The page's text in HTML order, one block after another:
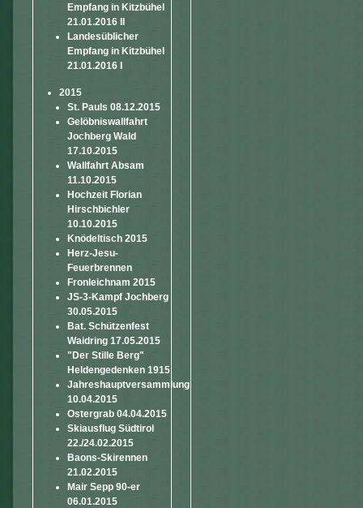
Empfang in Kitzbühel
21.01.2016 II
Landesüblicher
Empfang in Kitzbühel
21.01.2016 I
2015
St. Pauls 08.12.2015
Gelöbniswallfahrt
Jochberg Wald
17.10.2015
Wallfahrt Absam
11.10.2015
Hochzeit Florian
Hirschbichler
10.10.2015
Knödeltisch 2015
Herz-Jesu-
Feuerbrennen
Fronleichnam 2015
JS-3-Kampf Jochberg
30.05.2015
Bat. Schützenfest
Waidring 17.05.2015
"Der Stille Berg"
Heldengedenken 1915
Jahreshauptversammlung
10.04.2015
Ostergrab 04.04.2015
Skiausflug Südtirol
22./24.02.2015
Baons-Skirennen
21.02.2015
Mair Sepp 90-er
06.01.2015